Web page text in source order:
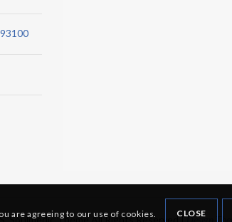
Soulmedic Theme All Rights Reserved |Design
are agreeing to our use of cookies. CLOSE